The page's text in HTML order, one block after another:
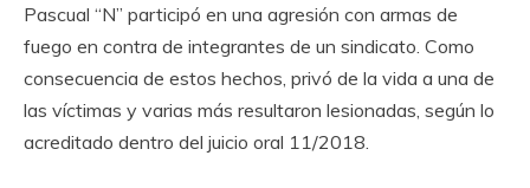
Pascual “N” participó en una agresión con armas de
fuego en contra de integrantes de un sindicato. Como
consecuencia de estos hechos, privó de la vida a una de
las víctimas y varias más resultaron lesionadas, según lo
acreditado dentro del juicio oral 11/2018.